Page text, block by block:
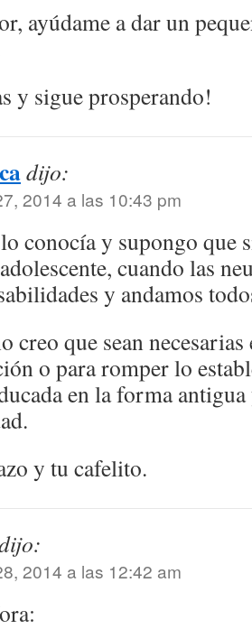
ayúdame a dar un
y sigue prosperando!
dijo:
2014 a las 10:43 pm
conocía y supongo que
cuando las
y andamos
creo que sean
o para romper lo
en la forma
y tu cafelito.
2014 a las 12:42 am